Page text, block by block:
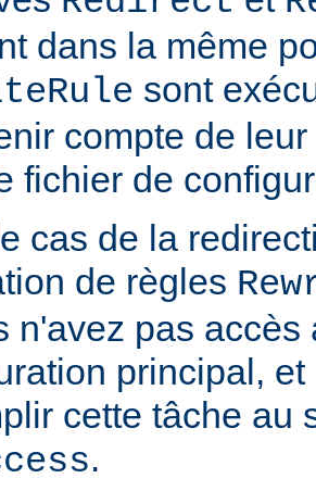
dans la même
sont
compte de
fichier de
cas de la
de règles
n'avez pas accès
principal,
cette tâche au
.